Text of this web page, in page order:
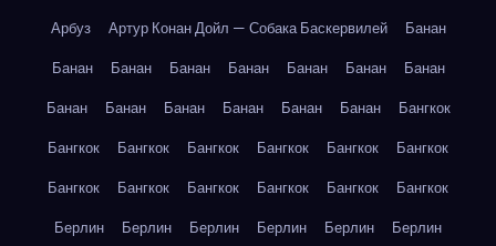
Арбуз
Артур Конан Дойл — Собака Баскервилей
Банан
Банан
Банан Банан Банан Банан Банан
Банан
Банан
Банан Банан Банан Банан Банан
Бангкок
Бангкок
Бангкок Бангкок Бангкок Бангкок
Бангкок
Бангкок
Бангкок Бангкок Бангкок Бангкок
Бангкок
Берлин
Берлин Берлин Берлин Берлин Берлин